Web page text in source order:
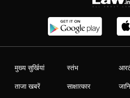
मुख्य सुर्खियां
ताजा खबरें
स्तंभ
साक्षात्कार